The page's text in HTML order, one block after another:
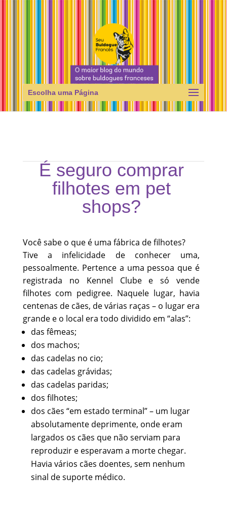
Escolha uma Página
É seguro comprar
filhotes em pet
shops?
Você sabe o que é uma fábrica de filhotes?
Tive a infelicidade de conhecer uma,
pessoalmente. Pertence a uma pessoa que é
registrada no Kennel Clube e só vende
filhotes com pedigree. Naquele lugar, havia
centenas de cães, de várias raças – o lugar era
grande e o local era todo dividido em “alas”:
das fêmeas;
dos machos;
das cadelas no cio;
das cadelas grávidas;
das cadelas paridas;
dos filhotes;
dos cães “em estado terminal” – um lugar
absolutamente deprimente, onde eram
largados os cães que não serviam para
reproduzir e esperavam a morte chegar.
Havia vários cães doentes, sem nenhum
sinal de suporte médico.